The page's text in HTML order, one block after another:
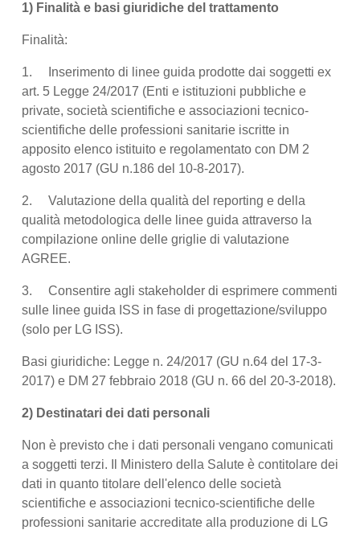
1) Finalità e basi giuridiche del trattamento
Finalità:
1. Inserimento di linee guida prodotte dai soggetti ex
art. 5 Legge 24/2017 (Enti e istituzioni pubbliche e
private, società scientifiche e associazioni tecnico-
scientifiche delle professioni sanitarie iscritte in
apposito elenco istituito e regolamentato con DM 2
agosto 2017 (GU n.186 del 10-8-2017).
2. Valutazione della qualità del reporting e della
qualità metodologica delle linee guida attraverso la
compilazione online delle griglie di valutazione
AGREE.
3. Consentire agli stakeholder di esprimere commenti
sulle linee guida ISS in fase di progettazione/sviluppo
(solo per LG ISS).
Basi giuridiche: Legge n. 24/2017 (GU n.64 del 17-3-
2017) e DM 27 febbraio 2018 (GU n. 66 del 20-3-2018).
2) Destinatari dei dati personali
Non è previsto che i dati personali vengano comunicati
a soggetti terzi. Il Ministero della Salute è contitolare dei
dati in quanto titolare dell'elenco delle società
scientifiche e associazioni tecnico-scientifiche delle
professioni sanitarie accreditate alla produzione di LG